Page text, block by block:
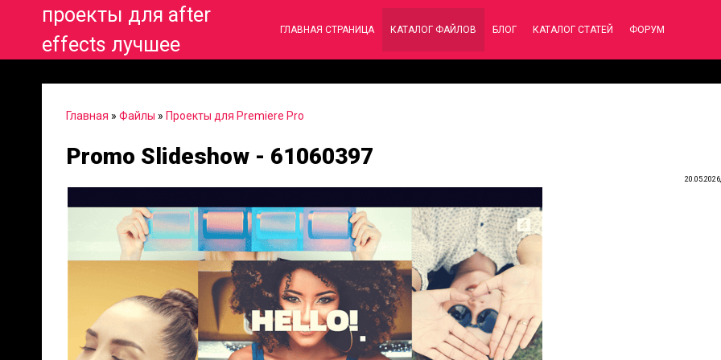
проекты для after
effects лучшее
ГЛАВНАЯ СТРАНИЦА КАТАЛОГ ФАЙЛОВ БЛОГ КАТАЛОГ СТАТЕЙ ФОРУМ
Главная » Файлы » Проекты для Premiere Pro
Promo Slideshow - 61060397